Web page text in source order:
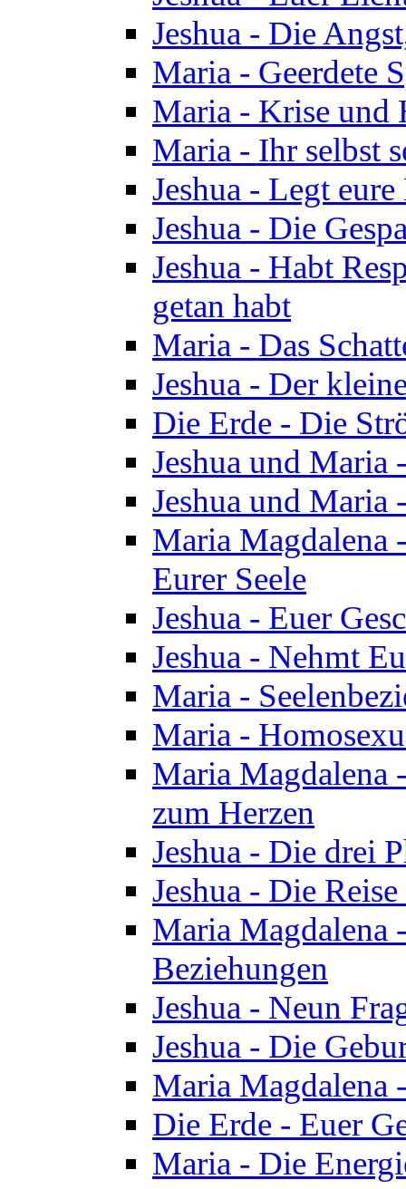
Jeshua - Die
Maria - Geerdete
Maria - Krise und
Maria - Ihr selbst
Jeshua - Legt
Jeshua - Die
Jeshua - Habt
getan habt
Maria - Das
Jeshua - Der
Die Erde - Die
Jeshua und Maria
Jeshua und Maria
Maria Magdalena
Eurer Seele
Jeshua - Euer
Jeshua - Nehmt
Maria -
Maria -
Maria Magdalena
zum Herzen
Jeshua - Die drei
Jeshua - Die
Maria Magdalena
Beziehungen
Jeshua - Neun
Jeshua - Die
Maria Magdalena
Die Erde - Euer
Maria - Die